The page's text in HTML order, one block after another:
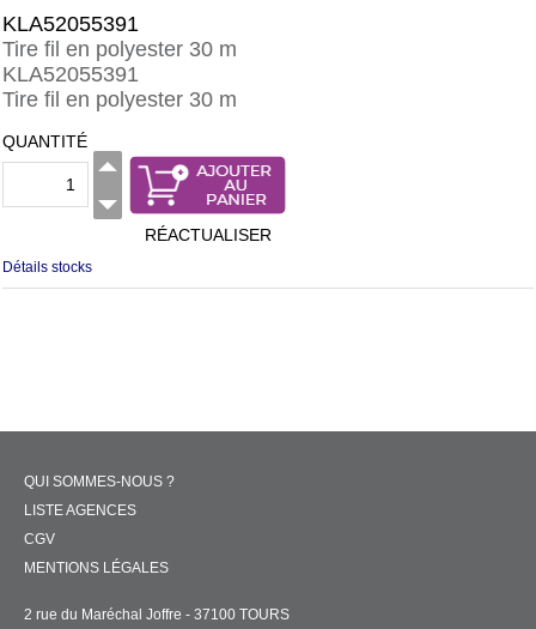
KLA52055391
Tire fil en polyester 30 m
KLA52055391
Tire fil en polyester 30 m
QUANTITÉ
RÉACTUALISER
Détails stocks
QUI SOMMES-NOUS ?
LISTE AGENCES
CGV
MENTIONS LÉGALES
2 rue du Maréchal Joffre - 37100 TOURS